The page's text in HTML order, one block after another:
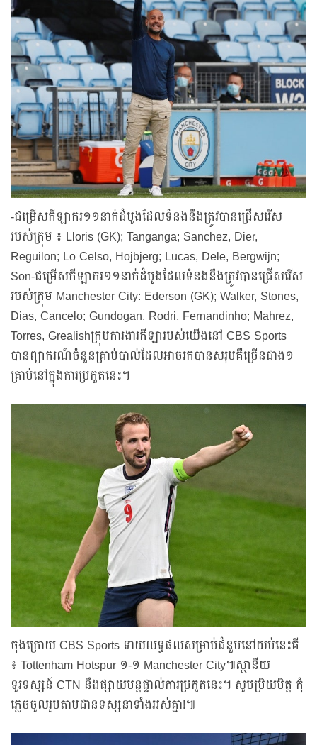
-ជម្រើសកីឡាករ១១នាក់ដំបូងដែលទំនងនឹងត្រូវបានជ្រើសរើស
របស់ក្រុម ៖ Lloris (GK); Tanganga; Sanchez, Dier,
Reguilon; Lo Celso, Hojbjerg; Lucas, Dele, Bergwijn;
Son-ជម្រើសកីឡាករ១១នាក់ដំបូងដែលទំនងនឹងត្រូវបានជ្រើសរើស
របស់ក្រុម Manchester City: Ederson (GK); Walker, Stones,
Dias, Cancelo; Gundogan, Rodri, Fernandinho; Mahrez,
Torres, Grealishក្រុមការងារកីឡារបស់យើងនៅ CBS Sports
បានព្យាករណ៍ចំនួនគ្រាប់បាល់ដែលអាចរកបានសរុបគឺច្រើនជាង១
គ្រាប់នៅក្នុងការប្រកួតនេះ។
ចុងក្រោយ CBS Sports ទាយលទ្ធផលសម្រាប់ជំនួបនៅយប់នេះគឺ
៖ Tottenham Hotspur ១-១ Manchester City៕ស្ថានីយ
ទូរទស្សន៍ CTN នឹងផ្សាយបន្តផ្ទាល់ការប្រកួតនេះ។ សូមប្រិយមិត្ត កុំ
ភ្លេចចូលរួមតាមដានទស្សនាទាំងអស់គ្នា!៕